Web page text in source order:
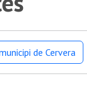
de Cervera